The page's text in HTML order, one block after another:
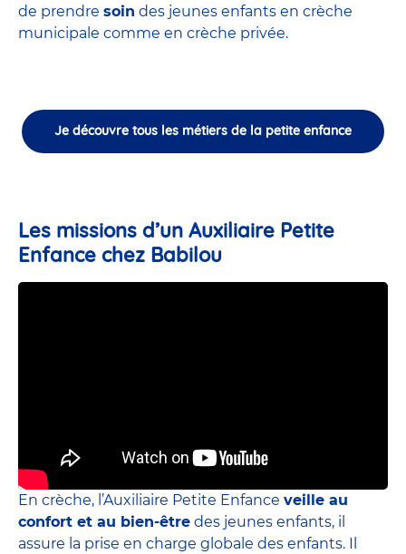
de prendre soin des jeunes enfants en crèche
municipale comme en crèche privée.
Je découvre tous les métiers de la petite enfance
Les missions d’un Auxiliaire Petite
Enfance chez Babilou
En crèche, l’Auxiliaire Petite Enfance veille au
confort et au bien-être des jeunes enfants, il
assure la prise en charge globale des enfants. Il